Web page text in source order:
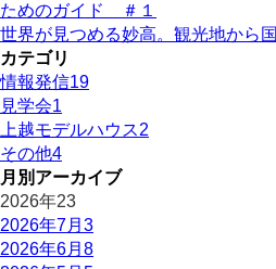
ためのガイド ＃１
世界が見つめる妙高。観光地から
カテゴリ
情報発信19
見学会1
上越モデルハウス2
その他4
月別アーカイブ
2026年23
2026年7月 3
2026年6月 8